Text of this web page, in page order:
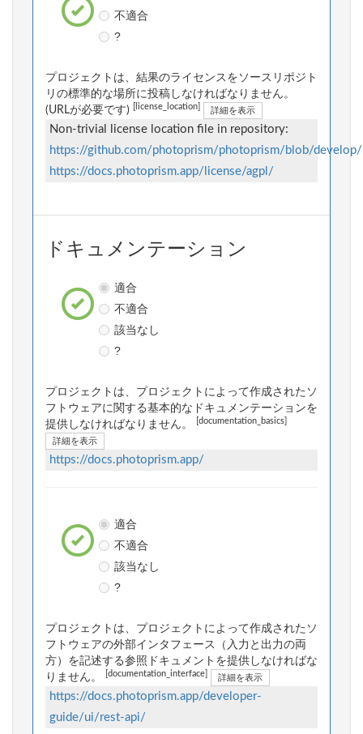
不適合
?
プロジェクトは、結果のライセンスをソースリポジト
リの標準的な場所に投稿しなければなりません。
(URLが必要です)
[license_location] 詳細を表示
Non-trivial license location file in repository:
https://github.com/photoprism/photoprism/blob/develop/
https://docs.photoprism.app/license/agpl/
ドキュメンテーション
適合
不適合
該当なし
?
プロジェクトは、プロジェクトによって作成されたソ
フトウェアに関する基本的なドキュメンテーションを
提供しなければなりません。
[documentation_basics]
詳細を表示
https://docs.photoprism.app/
適合
不適合
該当なし
?
プロジェクトは、プロジェクトによって作成されたソ
フトウェアの外部インタフェース（入力と出力の両
方）を記述する参照ドキュメントを提供しなければな
りません。
[documentation_interface] 詳細を表示
https://docs.photoprism.app/developer-
guide/ui/rest-api/